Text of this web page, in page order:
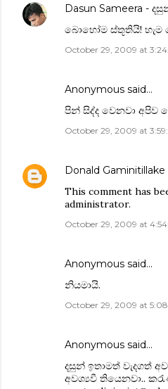
Dasun Sameera -
බොහෝම ස්තූතියි! හැම
October 29, 2009 at
Anonymous said…
පින් සිද්ද වෙනවා අපිව
October 29, 2009 at
Donald Gaminitillake
This comment has
administrator.
October 29, 2009 at
Anonymous said…
නියමායි.
October 29, 2009 at
Anonymous said…
දසුන් ඉතාමත් වැදගත්
අවශ්‍යවී තියෙනවා..